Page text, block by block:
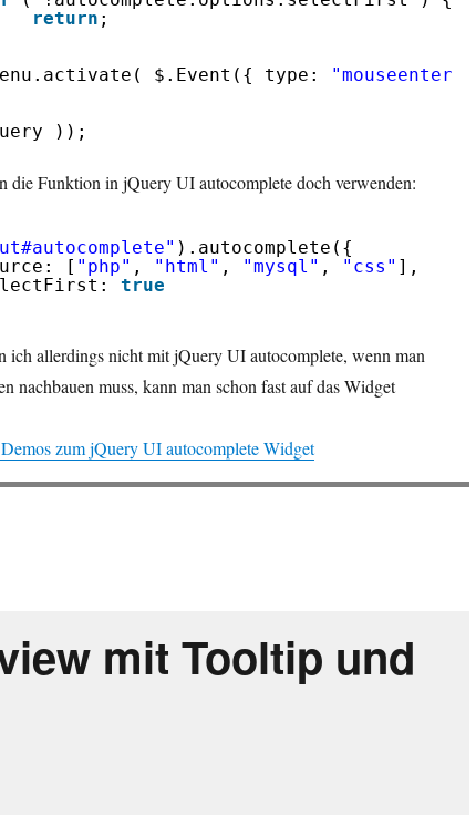
return ;
$.Event({ type:
"mouseenter"
));
die Funktion in jQuery UI autocomplete doch verwenden:
).autocomplete({
[ "php" , "html" , "mysql" , "css" ],
true
ich allerdings nicht mit jQuery UI autocomplete, wenn man
nachbauen muss, kann man schon fast auf das Widget
zum jQuery UI autocomplete Widget
mit Tooltip und